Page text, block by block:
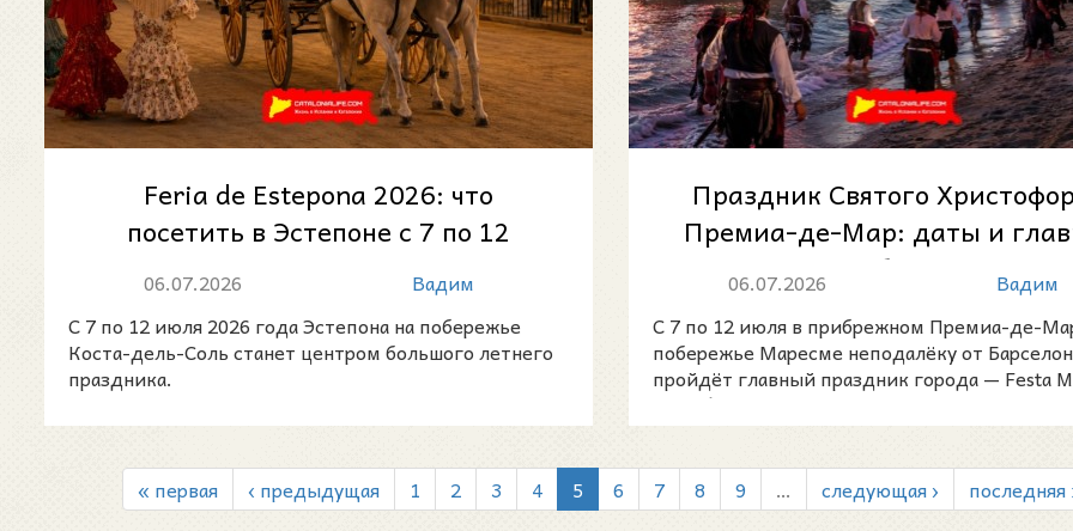
Feria de Estepona 2026: что
посетить в Эстепоне с 7 по 12
06.07.2026
Вадим
С 7 по 12 июля 2026 года Эстепона на побережье
Коста-дель-Соль станет центром большого летнего
праздника.
Праздник Святого
Премиа-де-Мар: даты и
события
06.07.2026
Вадим
С 7 по 12 июля в прибрежном Премиа-де-
побережье Маресме неподалёку от
пройдёт главный праздник города — Festa
Premià
« первая ‹ предыдущая 1 2 3 4 5 6 7 8 9 … следующая › последняя